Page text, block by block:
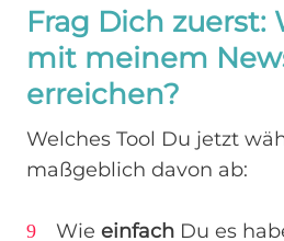
Frag Dich zuerst:
mit meinem
erreichen?
Welches Tool Du jetzt
maßgeblich davon ab:
Wieeinfach Du es